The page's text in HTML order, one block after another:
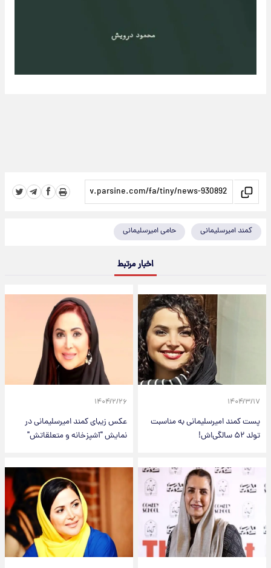
کمند امیرسلیمانی حامی امیرسلیمانی
اخبار مرتبط
۱۴۰۴/۳/۱۷
پست کمند امیرسلیمانی به مناسبت
تولد ۵۲ سالگی‌اش!
۱۴۰۴/۲/۲۶
عکس زیبای کمند امیرسلیمانی در
نمایش "آشپزخانه و متعلقاتش"